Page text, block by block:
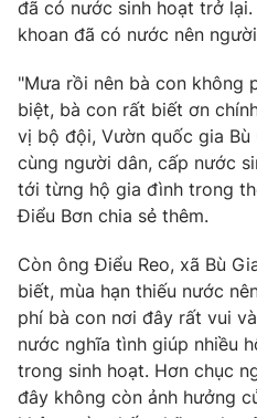
® Cấm sao chép dưới mọi hình
thuận bằng văn bản. Ghi rõ
thông tin từ website này.
đã có nước sinh hoạt trở
khoan đã có nước nên
"Mưa rồi nên bà con không
biệt, bà con rất biết ơn
vị bộ đội, Vườn quốc gia Bù
cùng người dân, cấp nước
tới từng hộ gia đình trong
Điểu Bơn chia sẻ thêm.
Còn ông Điểu Reo, xã Bù
biết, mùa hạn thiếu nước
phí bà con nơi đây rất vui
nước nghĩa tình giúp nhiều
trong sinh hoạt. Hơn chục
đây không còn ảnh hưởng